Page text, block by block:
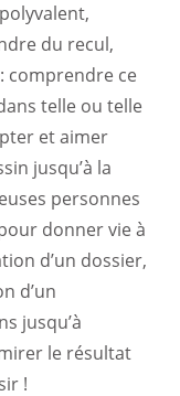
du recul,
comprendre ce
telle ou telle
et aimer
jusqu’à la
personnes
donner vie à
d’un dossier,
d’un
jusqu’à
le résultat
!